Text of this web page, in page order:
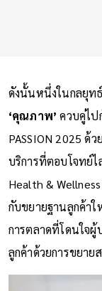
ดังนั้นหนึ่งในกลยุท
‘คุณภาพ’ควบคู่ไป
PASSION 2025 ด้
บริการที่ตอบโจทย์
Health &
กับขยายฐานลูกค้าใ
การตลาดที่โดนใจผู้
ลูกค้าด้วยการขยาย